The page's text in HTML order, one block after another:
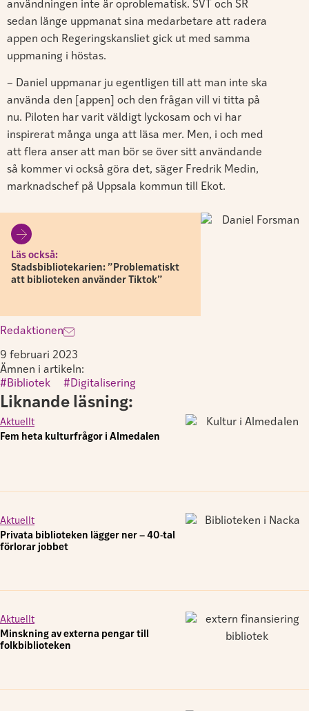
användningen inte är oproblematisk. SVT och SR
sedan länge uppmanat sina medarbetare att radera
appen och Regeringskansliet gick ut med samma
uppmaning i höstas.
– Daniel uppmanar ju egentligen till att man inte ska
använda den [appen] och den frågan vill vi titta på
nu. Piloten har varit väldigt lyckosam och vi har
inspirerat många unga att läsa mer. Men, i och med
att flera anser att man bör se över sitt användande
så kommer vi också göra det, säger Fredrik Medin,
marknadschef på Uppsala kommun till Ekot.
Läs också:
Stadsbibliotekarien: ”Problematiskt
att biblioteken använder Tiktok”
Redaktionen
9 februari 2023
Ämnen i artikeln:
Bibliotek
, Digitalisering
Liknande läsning:
Aktuellt
Fem heta kulturfrågor i Almedalen
Aktuellt
Privata biblioteken lägger ner – 40-tal
förlorar jobbet
Aktuellt
Minskning av externa pengar till
folkbiblioteken